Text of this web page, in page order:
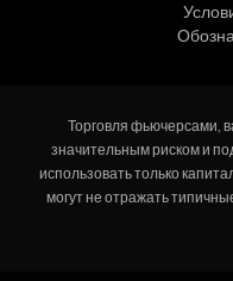
Торговля фьючерсами,
значительным риском и
использовать только
могут не отражать